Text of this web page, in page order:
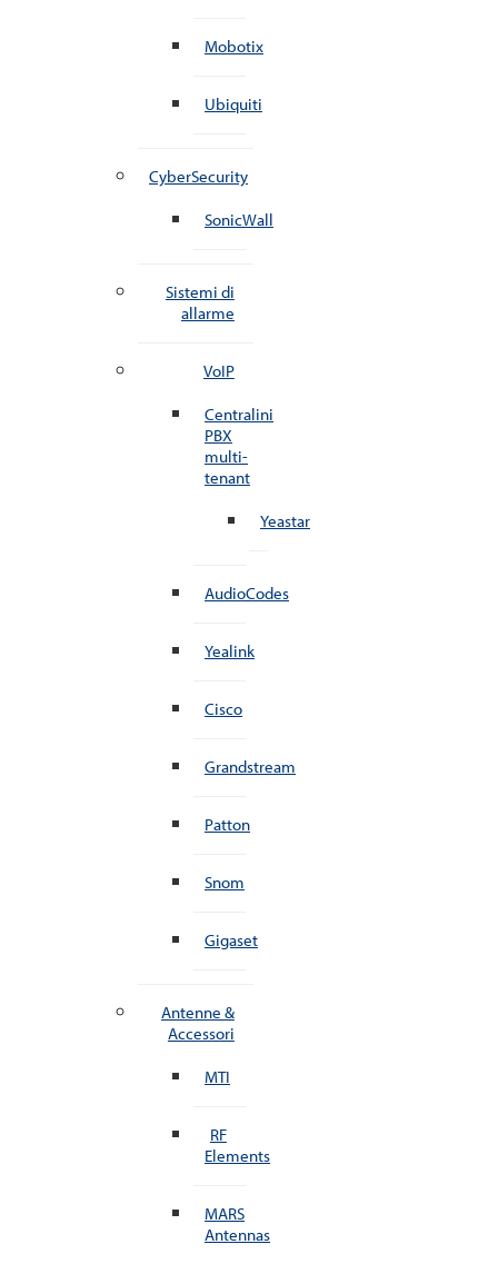
Mobotix
Ubiquiti
CyberSecurity
SonicWall
Sistemi di
allarme
VoIP
Centralini
PBX
multi-
tenant
Yeastar
AudioCodes
Yealink
Cisco
Grandstream
Patton
Snom
Gigaset
Antenne &
Accessori
MTI
RF
Elements
MARS
Antennas